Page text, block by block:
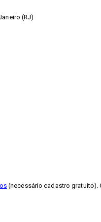
(RJ)
(necessário cadastro gratuito).